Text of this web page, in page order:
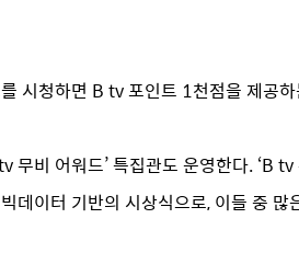
시청하면 B tv 포인트 1천점을 제공
무비 어워드’ 특집관도 운영한다. ‘B
데이터 기반의 시상식으로, 이들 중